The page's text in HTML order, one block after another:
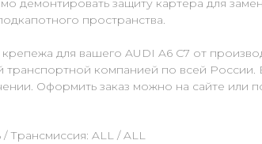
демонтировать защиту картера для
пространства.
для вашего AUDI A6 C7 от
транспортной компанией по всей России.
Оформить заказ можно на сайте или
/ Трансмиссия: ALL / ALL